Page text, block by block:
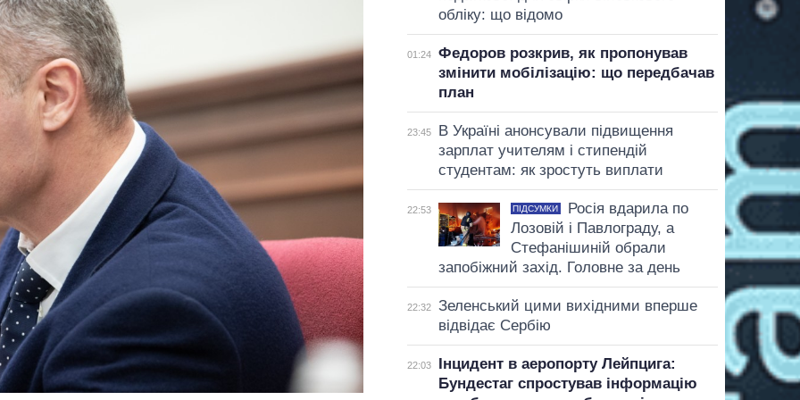
обліку: що відомо
01:24
Федоров розкрив, як пропонував
змінити мобілізацію: що передбачав
план
23:45
В Україні анонсували підвищення
зарплат учителям і стипендій
студентам: як зростуть виплати
22:53 ПІДСУМКИ
Росія вдарила по
Лозовій і Павлограду, а
Стефанішиній обрали
запобіжний захід. Головне за день
22:32
Зеленський цими вихідними вперше
відвідає Сербію
22:03
Інцидент в аеропорту Лейпцига:
Бундестаг спростував інформацію